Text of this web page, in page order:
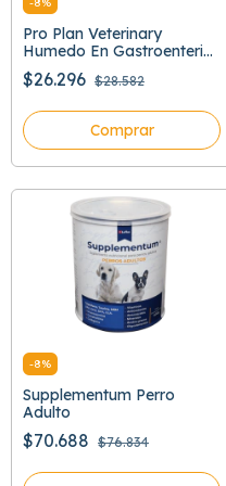
Pro Plan Veterinary
Humedo En Gastroenteric
379 Gr
$26.296 $28.582
Comprar
-8%
Supplementum Perro
Adulto
$70.688 $76.834